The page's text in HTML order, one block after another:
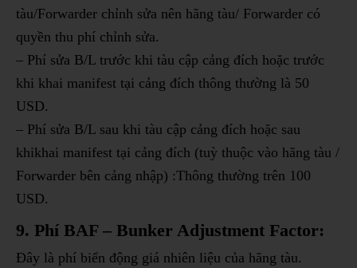
tàu/Forwarder chỉnh sửa nên hãng tàu/ Forwarder có
quyền thu phí chỉnh sửa.
– Phí sửa B/L trước khi tàu cập cảng đích hoặc trước
khi khai manifest tại cảng đích thông thường là 50
USD.
– Phí sửa B/L sau khi tàu cập cảng đích hoặc sau
khikhai manifest tại cảng đích (tuỳ thuộc vào hãng tàu /
Forwarder bên cảng nhập) :Thông thường trên 100
USD.
9. Phí BAF – Bunker Adjustment Factor:
Đây là phí biến động giá nhiên liệu của hãng tàu.